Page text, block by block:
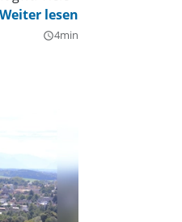
oder
zum
auch einen
query_builder4min